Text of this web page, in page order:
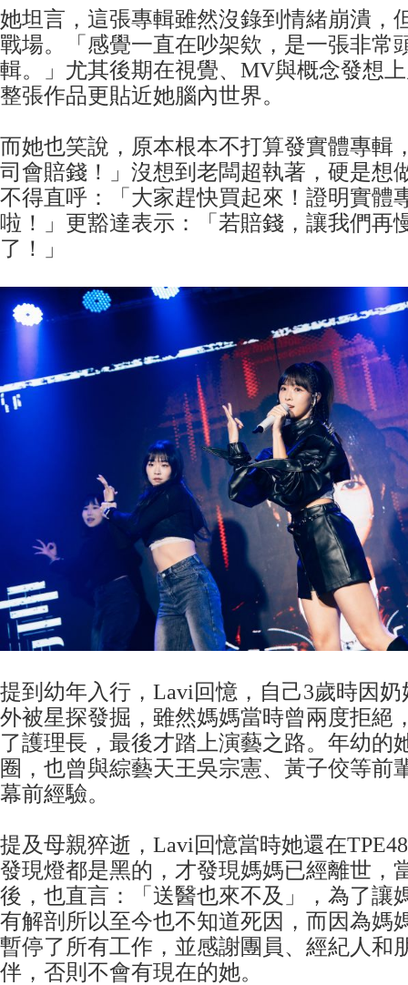
她坦言，這張專輯雖然沒錄到情緒崩潰，
戰場。「感覺一直在吵架欸，是一張非常
輯。」尤其後期在視覺、MV與概念發想
整張作品更貼近她腦內世界。
而她也笑說，原本根本不打算發實體專輯
司會賠錢！」沒想到老闆超執著，硬是想
不得直呼：「大家趕快買起來！證明實體
啦！」更豁達表示：「若賠錢，讓我們再
了！」
提到幼年入行，Lavi回憶，自己3歲時因
外被星探發掘，雖然媽媽當時曾兩度拒絕
了護理長，最後才踏上演藝之路。年幼的
圈，也曾與綜藝天王吳宗憲、黃子佼等前
幕前經驗。
提及母親猝逝，Lavi回憶當時她還在
發現燈都是黑的，才發現媽媽已經離世，
後，也直言：「送醫也來不及」，為了讓
有解剖所以至今也不知道死因，而因為媽
暫停了所有工作，並感謝團員、經紀人和
伴，否則不會有現在的她。